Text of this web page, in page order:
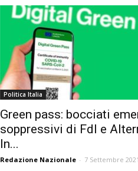
Politica Italia
Green pass: bocciati
soppressivi di FdI e
In...
Redazione Nazionale - 7 Settembre 2021